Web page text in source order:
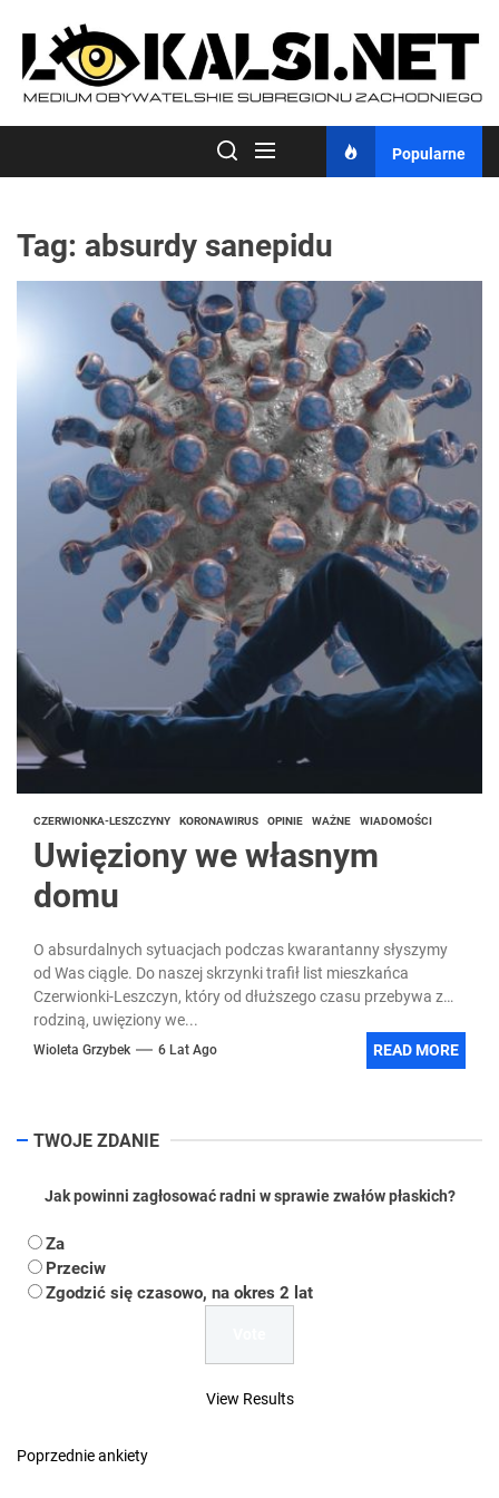
content
Popularne
Tag: absurdy sanepidu
CZERWIONKA-LESZCZYNY KORONAWIRUS OPINIE WAŻNE WIADOMOŚCI
Uwięziony we własnym
domu
O absurdalnych sytuacjach podczas kwarantanny słyszymy
od Was ciągle. Do naszej skrzynki trafił list mieszkańca
Czerwionki-Leszczyn, który od dłuższego czasu przebywa z
rodziną, uwięziony we...
Wioleta Grzybek 6 Lat Ago READ MORE
TWOJE ZDANIE
Jak powinni zagłosować radni w sprawie zwałów płaskich?
Za
Przeciw
Zgodzić się czasowo, na okres 2 lat
View Results
Poprzednie ankiety